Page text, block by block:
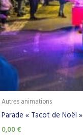
Autres animations
Parade « Tacot de Noël »
0,00€